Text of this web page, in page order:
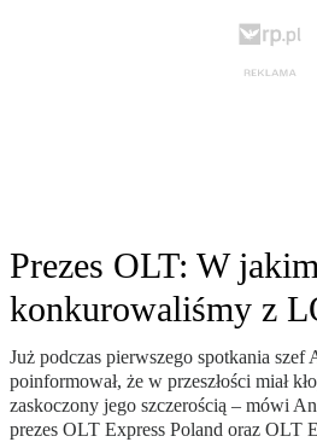
Prezes OLT: W
konkurowaliśmy z
Już podczas pierwszego spotkania szef
poinformował, że w przeszłości miał
zaskoczony jego szczerością – mówi
prezes OLT Express Poland oraz OLT